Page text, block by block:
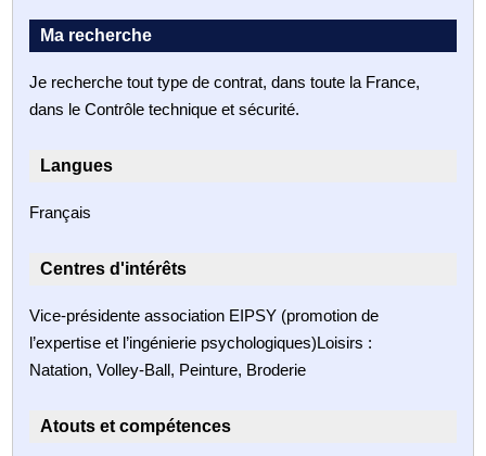
Ma recherche
Je recherche tout type de contrat, dans toute la France,
dans le Contrôle technique et sécurité.
Langues
Français
Centres d'intérêts
Vice-présidente association EIPSY (promotion de
l’expertise et l’ingénierie psychologiques)Loisirs :
Natation, Volley-Ball, Peinture, Broderie
Atouts et compétences